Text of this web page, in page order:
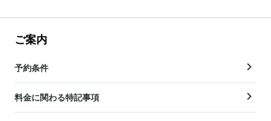
ご案内
予約条件
料金に関わる特記事項